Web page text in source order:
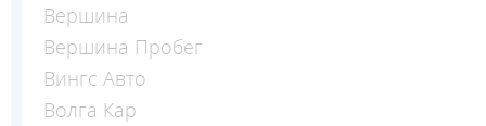
Вершина
Вершина Пробег
Вингс Авто
Волга Кар